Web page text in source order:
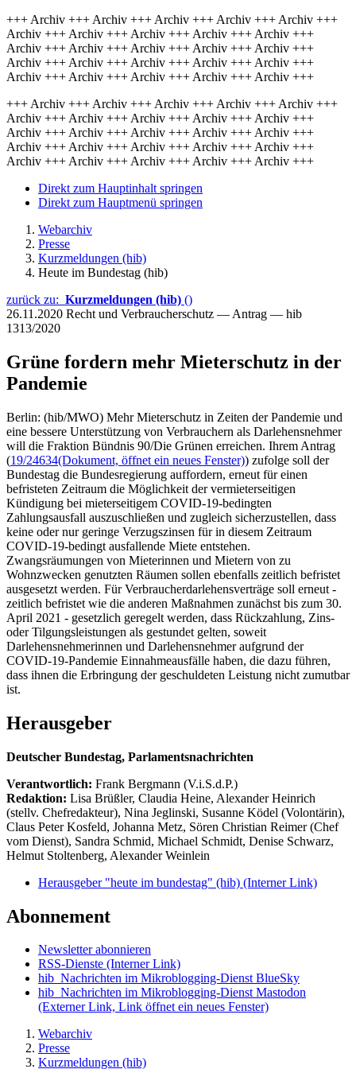
+++ Archiv +++ Archiv +++ Archiv +++ Archiv +++ Archiv +++
Archiv +++ Archiv +++ Archiv +++ Archiv +++ Archiv +++
Archiv +++ Archiv +++ Archiv +++ Archiv +++ Archiv +++
Archiv +++ Archiv +++ Archiv +++ Archiv +++ Archiv +++
Archiv +++ Archiv +++ Archiv +++ Archiv +++ Archiv +++
+++ Archiv +++ Archiv +++ Archiv +++ Archiv +++ Archiv +++
Archiv +++ Archiv +++ Archiv +++ Archiv +++ Archiv +++
Archiv +++ Archiv +++ Archiv +++ Archiv +++ Archiv +++
Archiv +++ Archiv +++ Archiv +++ Archiv +++ Archiv +++
Archiv +++ Archiv +++ Archiv +++ Archiv +++ Archiv +++
Direkt zum Hauptinhalt springen
Direkt zum Hauptmenü springen
Webarchiv
Presse
Kurzmeldungen (hib)
Heute im Bundestag (hib)
zurück zu: Kurzmeldungen (hib) ()
26.11.2020 Recht und Verbraucherschutz — Antrag — hib
1313/2020
Grüne fordern mehr Mieterschutz in der
Pandemie
Berlin: (hib/MWO) Mehr Mieterschutz in Zeiten der Pandemie und
eine bessere Unterstützung von Verbrauchern als Darlehensnehmer
will die Fraktion Bündnis 90/Die Grünen erreichen. Ihrem Antrag
(19/24634(Dokument, öffnet ein neues Fenster)) zufolge soll der
Bundestag die Bundesregierung auffordern, erneut für einen
befristeten Zeitraum die Möglichkeit der vermieterseitigen
Kündigung bei mieterseitigem COVID-19-bedingten
Zahlungsausfall auszuschließen und zugleich sicherzustellen, dass
keine oder nur geringe Verzugszinsen für in diesem Zeitraum
COVID-19-bedingt ausfallende Miete entstehen.
Zwangsräumungen von Mieterinnen und Mietern von zu
Wohnzwecken genutzten Räumen sollen ebenfalls zeitlich befristet
ausgesetzt werden. Für Verbraucherdarlehensverträge soll erneut -
zeitlich befristet wie die anderen Maßnahmen zunächst bis zum 30.
April 2021 - gesetzlich geregelt werden, dass Rückzahlung, Zins-
oder Tilgungsleistungen als gestundet gelten, soweit
Darlehensnehmerinnen und Darlehensnehmer aufgrund der
COVID-19-Pandemie Einnahmeausfälle haben, die dazu führen,
dass ihnen die Erbringung der geschuldeten Leistung nicht zumutbar
ist.
Herausgeber
Deutscher Bundestag, Parlamentsnachrichten
Verantwortlich: Frank Bergmann (V.i.S.d.P.)
Redaktion: Lisa Brüßler, Claudia Heine, Alexander Heinrich
(stellv. Chefredakteur), Nina Jeglinski, Susanne Ködel (Volontärin),
Claus Peter Kosfeld, Johanna Metz, Sören Christian Reimer (Chef
vom Dienst), Sandra Schmid, Michael Schmidt, Denise Schwarz,
Helmut Stoltenberg, Alexander Weinlein
Herausgeber "heute im bundestag" (hib) (Interner Link)
Abonnement
Newsletter abonnieren
RSS-Dienste (Interner Link)
hib_Nachrichten im Mikroblogging-Dienst BlueSky
hib_Nachrichten im Mikroblogging-Dienst Mastodon
(Externer Link, Link öffnet ein neues Fenster)
Webarchiv
Presse
Kurzmeldungen (hib)